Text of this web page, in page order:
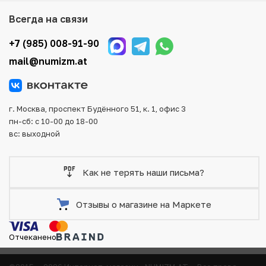
того, возможен самовывоз товара из офиса магазина.
Для вашего удобства представлены несколько способов
оплаты и доставки заказа. Все отправления надежно и
тщательно упаковываются, что исключает возможность
Всегда на связи
+7 (985) 008-91-90
mail@numizm.at
г. Москва, проспект Будённого 51, к. 1, офис 3
пн-сб: с 10-00 до 18-00
вс: выходной
Как не терять наши письма?
Отзывы о магазине на Маркете
Отчеканено